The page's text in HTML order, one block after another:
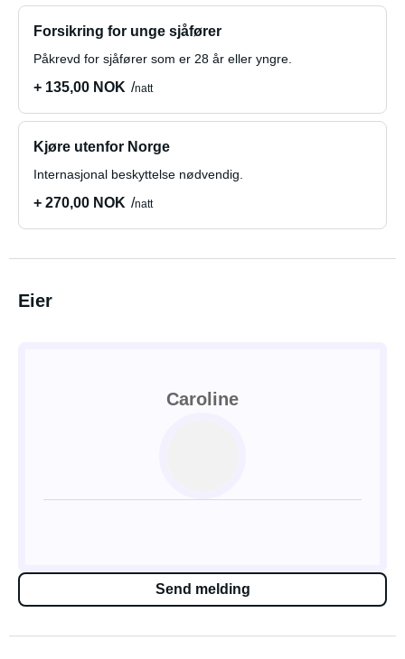
Forsikring for unge sjåfører
Påkrevd for sjåfører som er 28 år eller yngre.
+ 135,00 NOK natt
Kjøre utenfor Norge
Internasjonal beskyttelse nødvendig.
+ 270,00 NOK natt
Eier
Caroline
Send melding